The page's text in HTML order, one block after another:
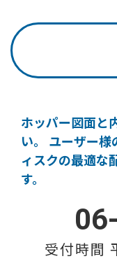
ホッパー図面と
い。
ユーザー様
ィスクの最適な
す。
受付時間